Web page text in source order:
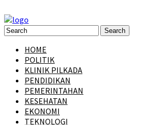
HOME
POLITIK
KLINIK PILKADA
PENDIDIKAN
PEMERINTAHAN
KESEHATAN
EKONOMI
TEKNOLOGI